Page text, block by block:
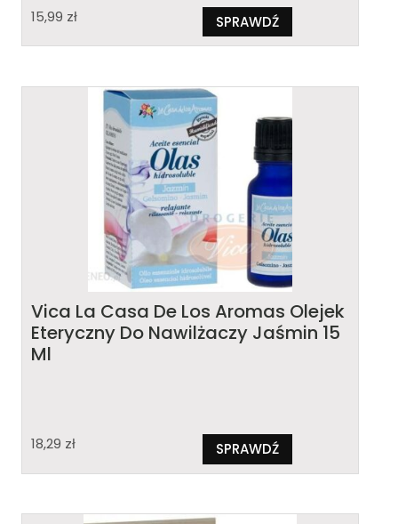
15,99 zł SPRAWDŹ
Vica La Casa De Los Aromas Olejek
Eteryczny Do Nawilżaczy Jaśmin 15
Ml
18,29 zł SPRAWDŹ